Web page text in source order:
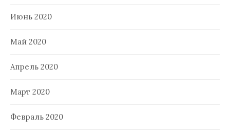
Июнь 2020
Май 2020
Апрель 2020
Март 2020
Февраль 2020